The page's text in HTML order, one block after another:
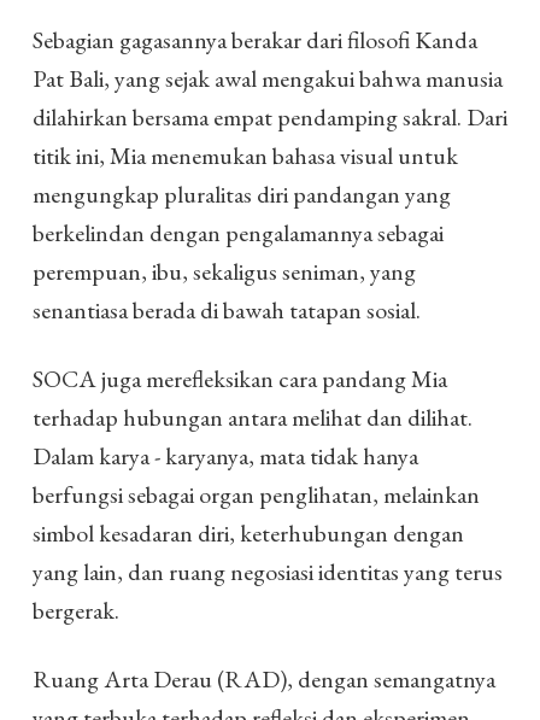
Sebagian gagasannya berakar dari filosofi Kanda
Pat Bali, yang sejak awal mengakui bahwa manusia
dilahirkan bersama empat pendamping sakral. Dari
titik ini, Mia menemukan bahasa visual untuk
mengungkap pluralitas diri pandangan yang
berkelindan dengan pengalamannya sebagai
perempuan, ibu, sekaligus seniman, yang
senantiasa berada di bawah tatapan sosial.
SOCA juga merefleksikan cara pandang Mia
terhadap hubungan antara melihat dan dilihat.
Dalam karya - karyanya, mata tidak hanya
berfungsi sebagai organ penglihatan, melainkan
simbol kesadaran diri, keterhubungan dengan
yang lain, dan ruang negosiasi identitas yang terus
bergerak.
Ruang Arta Derau (RAD), dengan semangatnya